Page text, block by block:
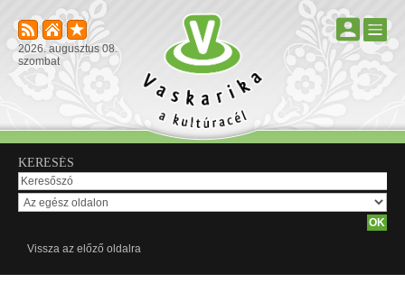
2026. augusztus 08.
szombat
KERESÉS
Vissza az előző oldalra